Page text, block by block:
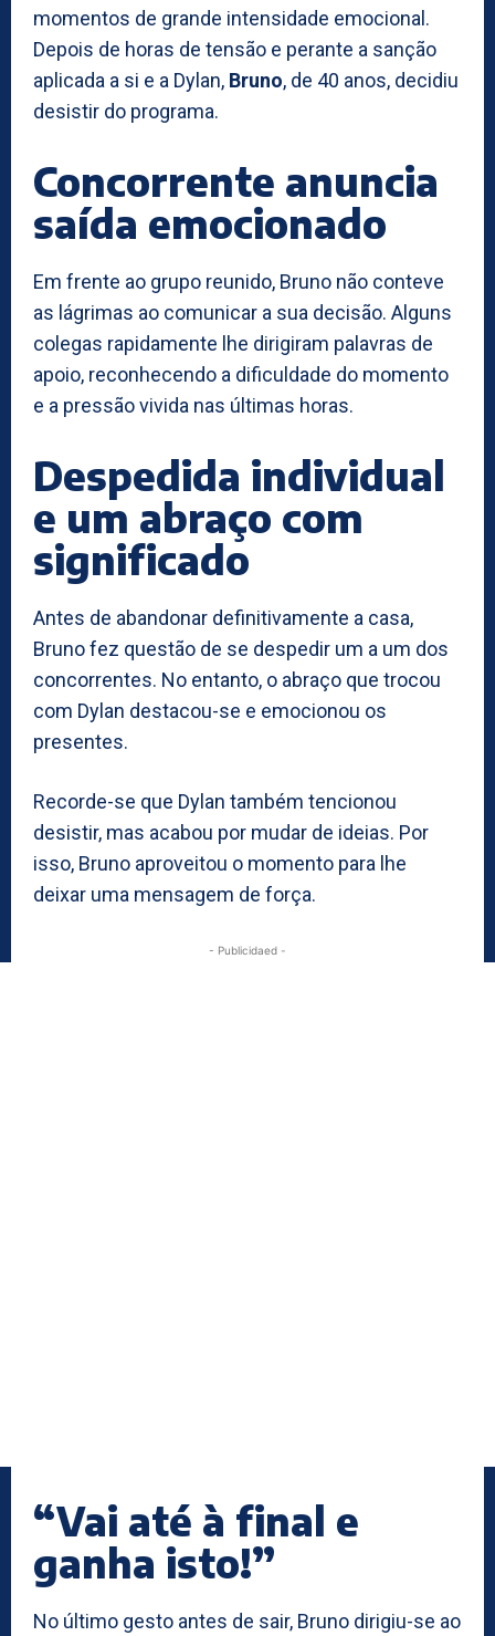
momentos de grande intensidade emocional.
Depois de horas de tensão e perante a sanção
aplicada a si e a Dylan, Bruno, de 40 anos, decidiu
desistir do programa.
Concorrente anuncia
saída emocionado
Em frente ao grupo reunido, Bruno não conteve
as lágrimas ao comunicar a sua decisão. Alguns
colegas rapidamente lhe dirigiram palavras de
apoio, reconhecendo a dificuldade do momento
e a pressão vivida nas últimas horas.
Despedida individual
e um abraço com
significado
Antes de abandonar definitivamente a casa,
Bruno fez questão de se despedir um a um dos
concorrentes. No entanto, o abraço que trocou
com Dylan destacou-se e emocionou os
presentes.
Recorde-se que Dylan também tencionou
desistir, mas acabou por mudar de ideias. Por
isso, Bruno aproveitou o momento para lhe
deixar uma mensagem de força.
- Publicidaed -
“Vai até à final e
ganha isto!”
No último gesto antes de sair, Bruno dirigiu-se ao